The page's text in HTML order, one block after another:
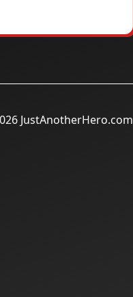
JustAnotherHero.com